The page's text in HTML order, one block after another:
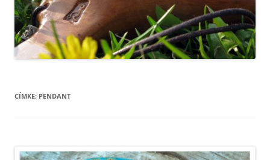
CÍMKE: PENDANT